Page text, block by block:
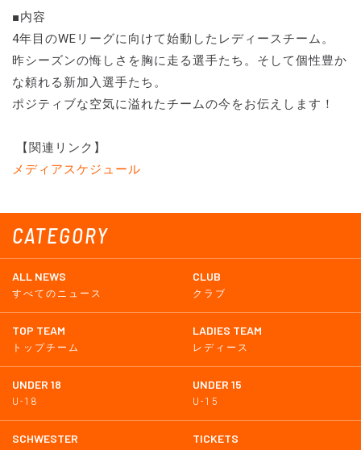
CATEGORY
ALL NEWS
すべてのニュース
CLUB
クラブ
TOP TEAM
トップチーム
LADIES TEAM
レディース
UNDER 18
U-18
UNDER 15
U-15
SCHWESTER TICKETS
■内容
4年目のWEリーグに向けて始動したレディースチーム。
昨シーズンの悔しさを胸に走る選手たち。そして個性豊か
な頼れる新加入選手たち。
ポジティブな空気に溢れたチームの今をお伝えします！
【関連リンク】
メディアスケジュール